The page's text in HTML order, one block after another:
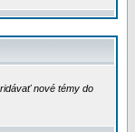
nové témy do